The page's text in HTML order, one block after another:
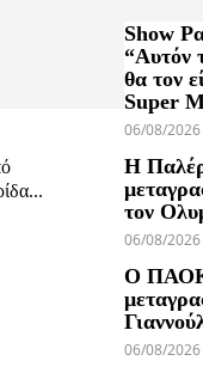
Show
“Αυτόν
θα τον
Super
06/08/
Η
τον
06/08/2026
Ο ΠΑΟΚ
06/08/